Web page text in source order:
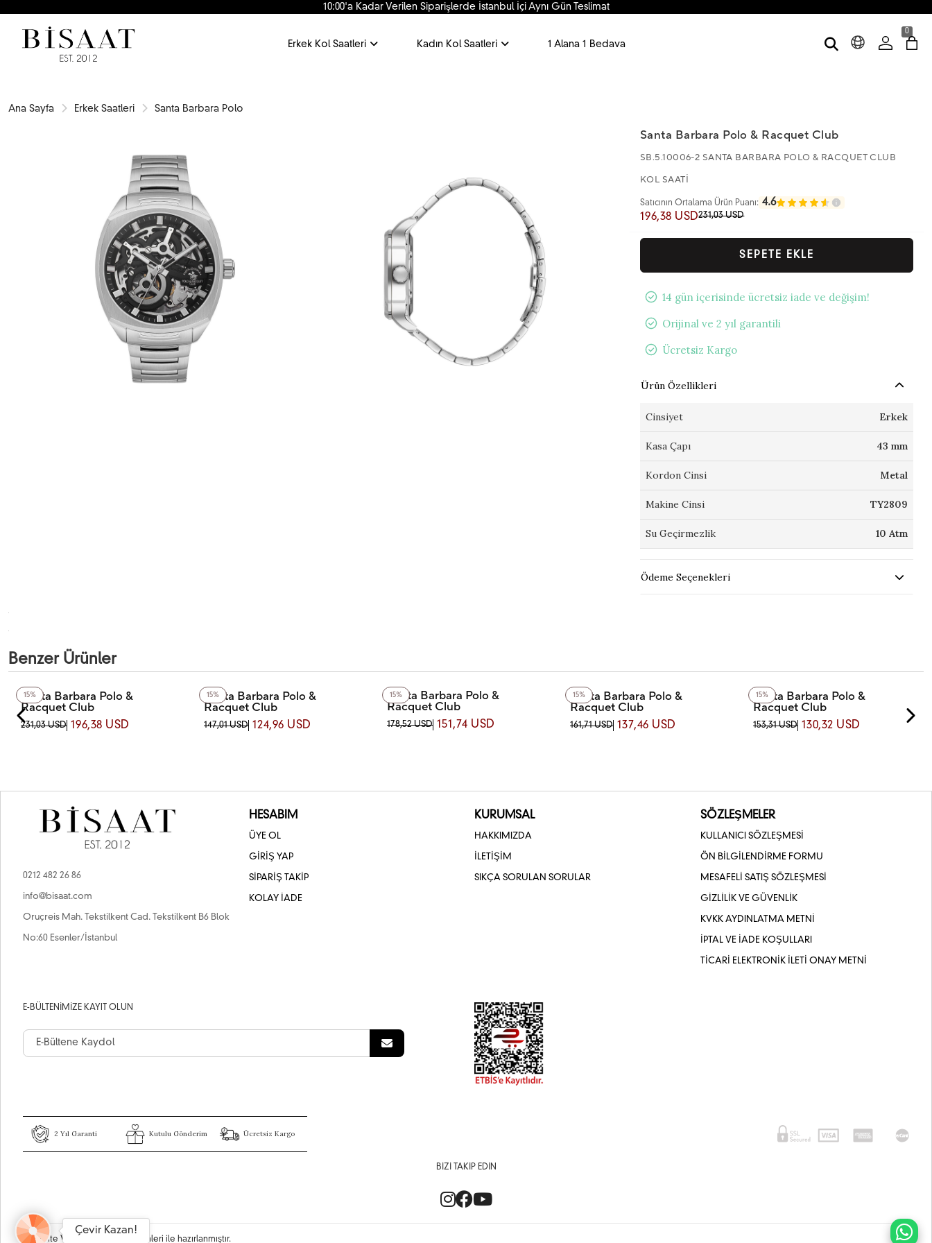
10:00'a Kadar Verilen Siparişlerde İstanbul İçi Aynı Gün Teslimat
Erkek Kol Saatleri Kadın Kol Saatleri 1 Alana 1 Bedava
0
Ana Sayfa Erkek Saatleri Santa Barbara Polo
Santa Barbara Polo & Racquet Club
SB.5.10006-2 SANTA BARBARA POLO & RACQUET CLUB
KOL SAATİ
Satıcının Ortalama Ürün Puanı: 4.6
196,38 USD231,03 USD
SEPETE EKLE
14 gün içerisinde ücretsiz iade ve değişim!
Orijinal ve 2 yıl garantili
Ücretsiz Kargo
Ürün Özellikleri
Cinsiyet Erkek
Kasa Çapı 43 mm
Kordon Cinsi Metal
Makine Cinsi TY2809
Su Geçirmezlik 10 Atm
Ödeme Seçenekleri
Benzer Ürünler
15%
Santa Barbara Polo &
Racquet Club
SB.5.10006-3 SANTA BARBARA
POLO & RACQUET CLUB KOL SAATİ
231,03 USD 196,38 USD
15%
Santa Barbara Polo &
Racquet Club
SB.1.10700-3 SANTA BARBARA POLO
& RACQUET CLUB KOL SAATİ
147,01 USD 124,96 USD
15%
Santa Barbara Polo &
Racquet Club
SB.1.10678-1 SANTA BARBARA POLO
& RACQUET CLUB KOL SAATİ
178,52 USD 151,74 USD
15%
Santa Barbara Polo &
Racquet Club
SB.1.10562-4 SANTA BARBARA POLO
& RACQUET CLUB KOL SAATİ
161,71 USD 137,46 USD
15%
Santa Barbara Polo &
Racquet Club
SB.1.10713-3 SANTA BARBARA POLO
& RACQUET CLUB KOL SAATİ
153,31 USD 130,32 USD
0212 482 26 86
info@bisaat.com
Oruçreis Mah. Tekstilkent Cad. Tekstilkent B6 Blok
No:60 Esenler/İstanbul
HESABIM
ÜYE OL
GİRİŞ YAP
SİPARİŞ TAKİP
KOLAY İADE
KURUMSAL
HAKKIMIZDA
İLETİŞİM
SIKÇA SORULAN SORULAR
SÖZLEŞMELER
KULLANICI SÖZLEŞMESİ
ÖN BİLGİLENDİRME FORMU
MESAFELİ SATIŞ SÖZLEŞMESİ
GİZLİLİK VE GÜVENLİK
KVKK AYDINLATMA METNİ
İPTAL VE İADE KOŞULLARI
TİCARİ ELEKTRONİK İLETİ ONAY METNİ
E-BÜLTENIMIZE KAYIT OLUN
2 Yıl Garanti Kutulu Gönderim Ücretsiz Kargo
BIZI TAKIP EDIN
Bu site Vikaon E-Ticaret sistemleri ile hazırlanmıştır.
Çevir Kazan!